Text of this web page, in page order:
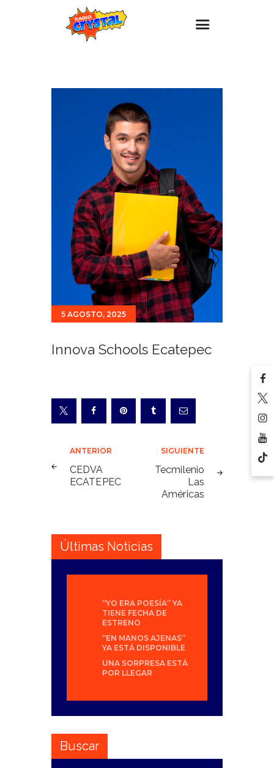
Promociones
Contacto
5 AGOSTO, 2025
Innova Schools Ecatepec
Navegación
de
entradas
ANTERIOR
CEDVA
ECATEPEC
SIGUIENTE
Tecmilenio
Las
Américas
Últimas Noticias
“YO ERA POESÍA” YA
TIENE FECHA DE
ESTRENO
“EN MANOS AJENAS”
YA ESTÁ DISPONIBLE
UNA SORPRESA ESTÁ
POR LLEGAR
Buscar